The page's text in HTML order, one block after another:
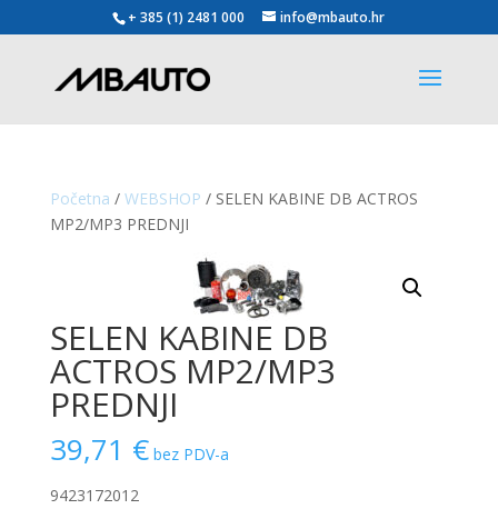
+ 385 (1) 2481 000 info@mbauto.hr
Početna / WEBSHOP / SELEN KABINE DB ACTROS
MP2/MP3 PREDNJI
SELEN KABINE DB
ACTROS MP2/MP3
PREDNJI
39,71 € bez PDV-a
9423172012